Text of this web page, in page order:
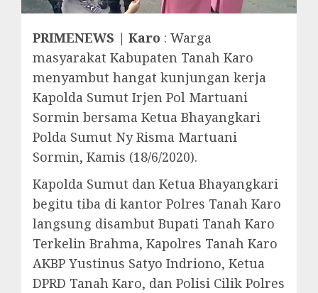
PRIMENEWS | Karo : Warga
masyarakat Kabupaten Tanah Karo
menyambut hangat kunjungan kerja
Kapolda Sumut Irjen Pol Martuani
Sormin bersama Ketua Bhayangkari
Polda Sumut Ny Risma Martuani
Sormin, Kamis (18/6/2020).
Kapolda Sumut dan Ketua Bhayangkari
begitu tiba di kantor Polres Tanah Karo
langsung disambut Bupati Tanah Karo
Terkelin Brahma, Kapolres Tanah Karo
AKBP Yustinus Satyo Indriono, Ketua
DPRD Tanah Karo, dan Polisi Cilik Polres